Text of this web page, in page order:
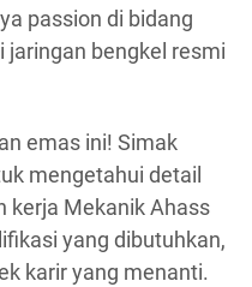
passion di bidang
bengkel resmi
emas ini! Simak
mengetahui detail
kerja Mekanik Ahass
yang dibutuhkan,
karir yang menanti.